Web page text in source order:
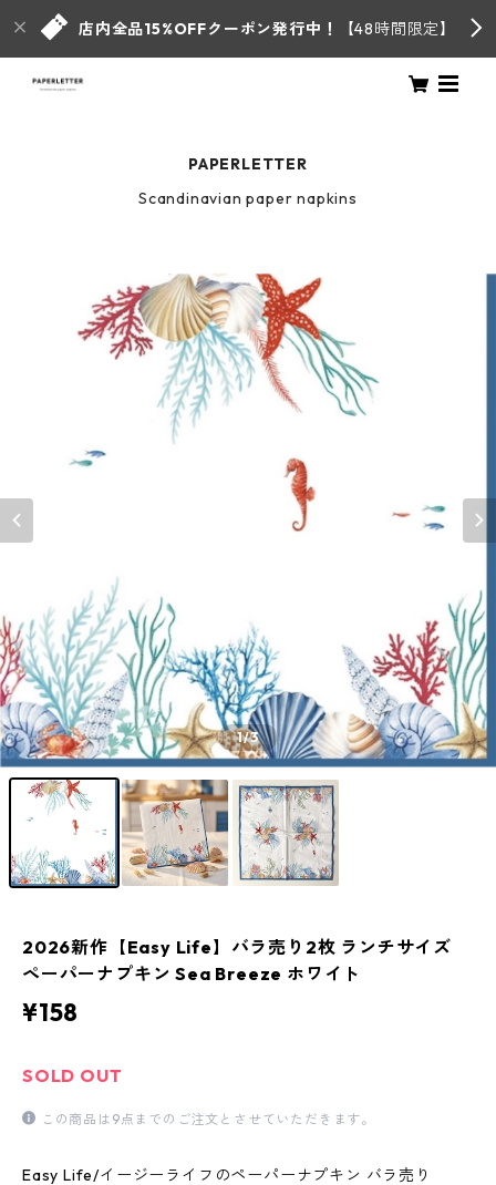
店内全品15%OFFクーポン発行中！ 【48時間限定】
PAPERLETTER
Scandinavian paper napkins
1/3
2026新作【Easy Life】バラ売り2枚 ランチサイズ
ペーパーナプキン Sea Breeze ホワイト
¥158
SOLD OUT
この商品は9点までのご注文とさせていただきます。
Easy Life/イージーライフのペーパーナプキン バラ売り